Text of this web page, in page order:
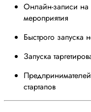
Онлайн-записи на
мероприятия
Быстрого запуска
Запуска
стартапов